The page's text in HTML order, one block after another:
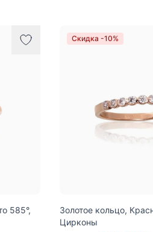
585°,
Скидка -10%
Золотое кольцо,
Цирконы